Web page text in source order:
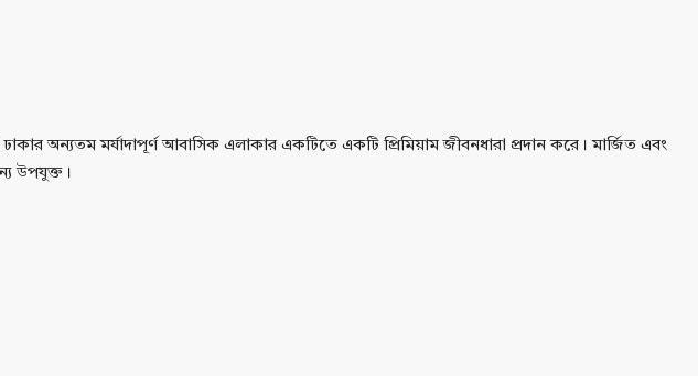
অন্যতম মর্যাদাপূর্ণ আবাসিক এলাকার একটিতে একটি প্রিমিয়াম জীবনধারা প্রদান করে। মার্জিত এবং
উপযুক্ত।